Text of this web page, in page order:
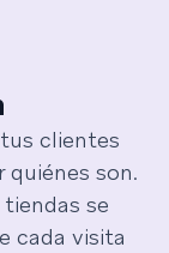
clientes
quiénes son.
se
cada visita